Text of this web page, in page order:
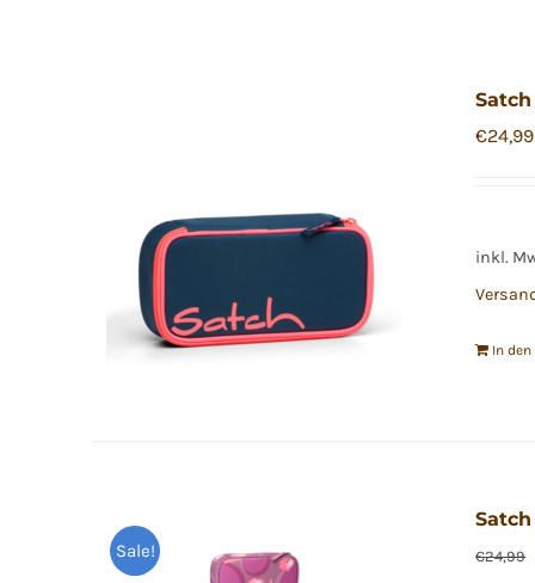
€24,99
inkl.
In
Sale! €24,99